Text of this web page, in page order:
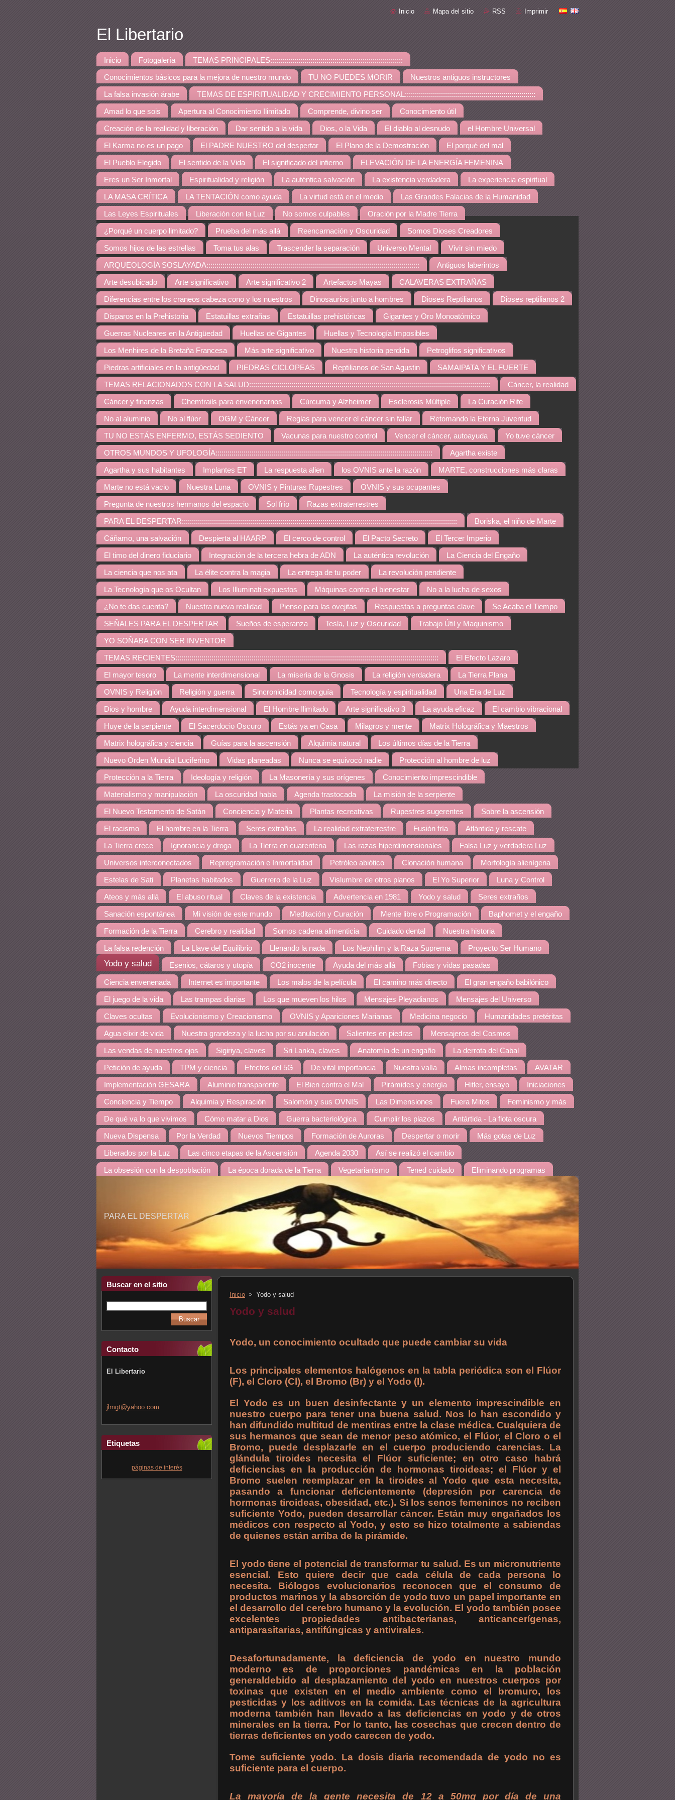
Inicio Mapa del sitio RSS Imprimir
El Libertario
Inicio Fotogalería TEMAS PRINCIPALES::::::::::::::::::::::::::::::::::::::::::::::::::::::::::::::::::
Conocimientos básicos para la mejora de nuestro mundo TU NO PUEDES MORIR Nuestros antiguos instructores
La falsa invasión árabe TEMAS DE ESPIRITUALIDAD Y CRECIMIENTO PERSONAL:::::::::::::::::::::::::::::::::::::::::::::::::::::::::::::::::
Amad lo que sois Apertura al Conocimiento Ilimitado Comprende, divino ser Conocimiento útil
Creación de la realidad y liberación Dar sentido a la vida Dios, o la Vida El diablo al desnudo el Hombre Universal
El Karma no es un pago El PADRE NUESTRO del despertar El Plano de la Demostración El porqué del mal
El Pueblo Elegido El sentido de la Vida El significado del infierno ELEVACIÓN DE LA ENERGÍA FEMENINA
Eres un Ser Inmortal Espiritualidad y religión La auténtica salvación La existencia verdadera La experiencia espiritual
LA MASA CRÍTICA LA TENTACIÓN como ayuda La virtud está en el medio Las Grandes Falacias de la Humanidad
Las Leyes Espirituales Liberación con la Luz No somos culpables Oración por la Madre Tierra
¿Porqué un cuerpo limitado? Prueba del más allá Reencarnación y Oscuridad Somos Dioses Creadores
Somos hijos de las estrellas Toma tus alas Trascender la separación Universo Mental Vivir sin miedo
ARQUEOLOGÍA SOSLAYADA:::::::::::::::::::::::::::::::::::::::::::::::::::::::::::::::::::::::::::::::::::::::::::::::::::::::::: Antiguos laberintos
Arte desubicado Arte significativo Arte significativo 2 Artefactos Mayas CALAVERAS EXTRAÑAS
Diferencias entre los craneos cabeza cono y los nuestros Dinosaurios junto a hombres Dioses Reptilianos Dioses reptilianos 2
Disparos en la Prehistoria Estatuillas extrañas Estatuillas prehistóricas Gigantes y Oro Monoatómico
Guerras Nucleares en la Antigüedad Huellas de Gigantes Huellas y Tecnología Imposibles
Los Menhires de la Bretaña Francesa Más arte significativo Nuestra historia perdida Petroglifos significativos
Piedras artificiales en la antigüedad PIEDRAS CICLOPEAS Reptilianos de San Agustin SAMAIPATA Y EL FUERTE
TEMAS RELACIONADOS CON LA SALUD:::::::::::::::::::::::::::::::::::::::::::::::::::::::::::::::::::::::::::::::::::::::::::::::::::::::::::::::::::::::: Cáncer, la realidad
Cáncer y finanzas Chemtrails para envenenarnos Cúrcuma y Alzheimer Esclerosis Múltiple La Curación Rife
No al aluminio No al flúor OGM y Cáncer Reglas para vencer el cáncer sin fallar Retomando la Eterna Juventud
TU NO ESTÁS ENFERMO, ESTÁS SEDIENTO Vacunas para nuestro control Vencer el cáncer, autoayuda Yo tuve cáncer
OTROS MUNDOS Y UFOLOGÍA:::::::::::::::::::::::::::::::::::::::::::::::::::::::::::::::::::::::::::::::::::::::::::::::::::::::::::: Agartha existe
Agartha y sus habitantes Implantes ET La respuesta alien los OVNIS ante la razón MARTE, construcciones más claras
Marte no está vacio Nuestra Luna OVNIS y Pinturas Rupestres OVNIS y sus ocupantes
Pregunta de nuestros hermanos del espacio Sol frío Razas extraterrestres
PARA EL DESPERTAR::::::::::::::::::::::::::::::::::::::::::::::::::::::::::::::::::::::::::::::::::::::::::::::::::::::::::::::::::::::::::::::::::::::::: Boriska, el niño de Marte
Cáñamo, una salvación Despierta al HAARP El cerco de control El Pacto Secreto El Tercer Imperio
El timo del dinero fiduciario Integración de la tercera hebra de ADN La auténtica revolución La Ciencia del Engaño
La ciencia que nos ata La élite contra la magia La entrega de tu poder La revolución pendiente
La Tecnología que os Ocultan Los Illuminati expuestos Máquinas contra el bienestar No a la lucha de sexos
¿No te das cuenta? Nuestra nueva realidad Pienso para las ovejitas Respuestas a preguntas clave Se Acaba el Tiempo
SEÑALES PARA EL DESPERTAR Sueños de esperanza Tesla, Luz y Oscuridad Trabajo Útil y Maquinismo
YO SOÑABA CON SER INVENTOR
TEMAS RECIENTES::::::::::::::::::::::::::::::::::::::::::::::::::::::::::::::::::::::::::::::::::::::::::::::::::::::::::::::::::::::::::::::::::: El Efecto Lazaro
El mayor tesoro La mente interdimensional La miseria de la Gnosis La religión verdadera La Tierra Plana
OVNIS y Religión Religión y guerra Sincronicidad como guía Tecnología y espiritualidad Una Era de Luz
Dios y hombre Ayuda interdimensional El Hombre Ilimitado Arte significativo 3 La ayuda eficaz El cambio vibracional
Huye de la serpiente El Sacerdocio Oscuro Estás ya en Casa Milagros y mente Matrix Holográfica y Maestros
Matrix holográfica y ciencia Guías para la ascensión Alquimia natural Los últimos días de la Tierra
Nuevo Orden Mundial Luciferino Vidas planeadas Nunca se equivocó nadie Protección al hombre de luz
Protección a la Tierra Ideología y religión La Masonería y sus orígenes Conocimiento imprescindible
Materialismo y manipulación La oscuridad habla Agenda trastocada La misión de la serpiente
El Nuevo Testamento de Satán Conciencia y Materia Plantas recreativas Rupestres sugerentes Sobre la ascensión
El racismo El hombre en la Tierra Seres extraños La realidad extraterrestre Fusión fría Atlántida y rescate
La Tierra crece Ignorancia y droga La Tierra en cuarentena Las razas hiperdimensionales Falsa Luz y verdadera Luz
Universos interconectados Reprogramación e Inmortalidad Petróleo abiótico Clonación humana Morfología alienígena
Estelas de Sati Planetas habitados Guerrero de la Luz Vislumbre de otros planos El Yo Superior Luna y Control
Ateos y más allá El abuso ritual Claves de la existencia Advertencia en 1981 Yodo y salud Seres extraños
Sanación espontánea Mi visión de este mundo Meditación y Curación Mente libre o Programación Baphomet y el engaño
Formación de la Tierra Cerebro y realidad Somos cadena alimenticia Cuidado dental Nuestra historia
La falsa redención La Llave del Equilibrio Llenando la nada Los Nephilim y la Raza Suprema Proyecto Ser Humano
Yodo y salud Esenios, cátaros y utopía CO2 inocente Ayuda del más allá Fobias y vidas pasadas
Ciencia envenenada Internet es importante Los malos de la película El camino más directo El gran engaño babilónico
El juego de la vida Las trampas diarias Los que mueven los hilos Mensajes Pleyadianos Mensajes del Universo
Claves ocultas Evolucionismo y Creacionismo OVNIS y Apariciones Marianas Medicina negocio Humanidades pretéritas
Agua elixir de vida Nuestra grandeza y la lucha por su anulación Salientes en piedras Mensajeros del Cosmos
Las vendas de nuestros ojos Sigiriya, claves Sri Lanka, claves Anatomía de un engaño La derrota del Cabal
Petición de ayuda TPM y ciencia Efectos del 5G De vital importancia Nuestra valía Almas incompletas AVATAR
Implementación GESARA Aluminio transparente El Bien contra el Mal Pirámides y energía Hitler, ensayo Iniciaciones
Conciencia y Tiempo Alquimia y Respiración Salomón y sus OVNIS Las Dimensiones Fuera Mitos Feminismo y más
De qué va lo que vivimos Cómo matar a Dios Guerra bacteriológica Cumplir los plazos Antártida - La flota oscura
Nueva Dispensa Por la Verdad Nuevos Tiempos Formación de Auroras Despertar o morir Más gotas de Luz
Liberados por la Luz Las cinco etapas de la Ascensión Agenda 2030 Así se realizó el cambio
La obsesión con la despoblación La época dorada de la Tierra Vegetarianismo Tened cuidado Eliminando programas
PARA EL DESPERTAR
Buscar en el sitio
Contacto
El Libertario
jlmgt@yahoo.com
Etiquetas
páginas de interés
Inicio > Yodo y salud
Yodo y salud
Yodo, un conocimiento ocultado que puede cambiar su vida
Los principales elementos halógenos en la tabla periódica son el Flúor
(F), el Cloro (Cl), el Bromo (Br) y el Yodo (I).
El Yodo es un buen desinfectante y un elemento imprescindible en
nuestro cuerpo para tener una buena salud. Nos lo han escondido y
han difundido multitud de mentiras entre la clase médica. Cualquiera de
sus hermanos que sean de menor peso atómico, el Flúor, el Cloro o el
Bromo, puede desplazarle en el cuerpo produciendo carencias. La
glándula tiroides necesita el Flúor suficiente; en otro caso habrá
deficiencias en la producción de hormonas tiroideas; el Flúor y el
Bromo suelen reemplazar en la tiroides al Yodo que esta necesita,
pasando a funcionar deficientemente (depresión por carencia de
hormonas tiroideas, obesidad, etc.). Si los senos femeninos no reciben
suficiente Yodo, pueden desarrollar cáncer. Están muy engañados los
médicos con respecto al Yodo, y esto se hizo totalmente a sabiendas
de quienes están arriba de la pirámide.
El yodo tiene el potencial de transformar tu salud. Es un micronutriente
esencial. Esto quiere decir que cada célula de cada persona lo
necesita. Biólogos evolucionarios reconocen que el consumo de
productos marinos y la absorción de yodo tuvo un papel importante en
el desarrollo del cerebro humano y la evolución. El yodo también posee
excelentes propiedades antibacterianas, anticancerígenas,
antiparasitarias, antifúngicas y antivirales.
Desafortunadamente, la deficiencia de yodo en nuestro mundo
moderno es de proporciones pandémicas en la población
generaldebido al desplazamiento del yodo en nuestros cuerpos por
toxinas que existen en el medio ambiente como el bromuro, los
pesticidas y los aditivos en la comida. Las técnicas de la agricultura
moderna también han llevado a las deficiencias en yodo y de otros
minerales en la tierra. Por lo tanto, las cosechas que crecen dentro de
tierras deficientes en yodo carecen de yodo.
Tome suficiente yodo. La dosis diaria recomendada de yodo no es
suficiente para el cuerpo.
La mayoría de la gente necesita de 12 a 50mg por día de una